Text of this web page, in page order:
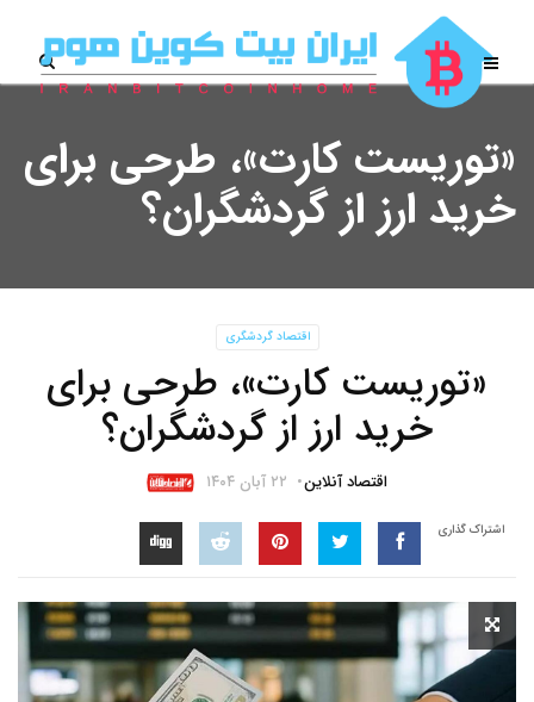
«توریست کارت»، طرحی برای
خرید ارز از گردشگران؟
اقتصاد گردشگری
«توریست کارت»، طرحی برای
خرید ارز از گردشگران؟
اقتصاد آنلاین ۲۲ آبان ۱۴۰۴
اشتراک گذاری